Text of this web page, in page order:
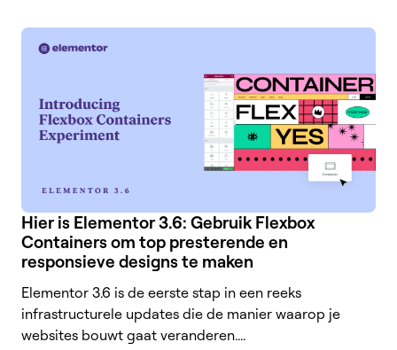
Hier is Elementor 3.6: Gebruik Flexbox
Containers om top presterende en
responsieve designs te maken
Elementor 3.6 is de eerste stap in een reeks
infrastructurele updates die de manier waarop je
websites bouwt gaat veranderen....